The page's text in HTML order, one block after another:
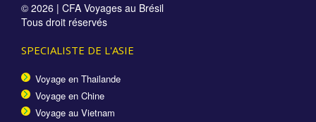
© 2026 | CFA Voyages au Brésil
Tous droit réservés
SPECIALISTE DE L'ASIE
Voyage en Thailande
Voyage en Chine
Voyage au Vietnam